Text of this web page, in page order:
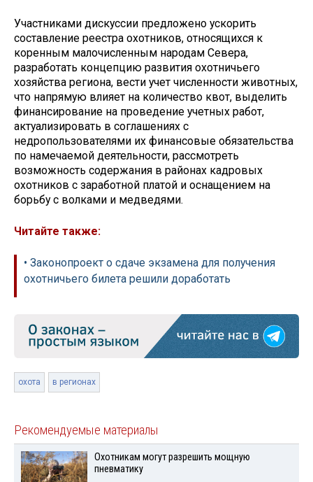
Участниками дискуссии предложено ускорить
составление реестра охотников, относящихся к
коренным малочисленным народам Севера,
разработать концепцию развития охотничьего
хозяйства региона, вести учет численности животных,
что напрямую влияет на количество квот, выделить
финансирование на проведение учетных работ,
актуализировать в соглашениях с
недропользователями их финансовые обязательства
по намечаемой деятельности, рассмотреть
возможность содержания в районах кадровых
охотников с заработной платой и оснащением на
борьбу с волками и медведями.
Читайте также:
• Законопроект о сдаче экзамена для получения
охотничьего билета решили доработать
охота в регионах
Рекомендуемые материалы
Охотникам могут разрешить мощную
пневматику